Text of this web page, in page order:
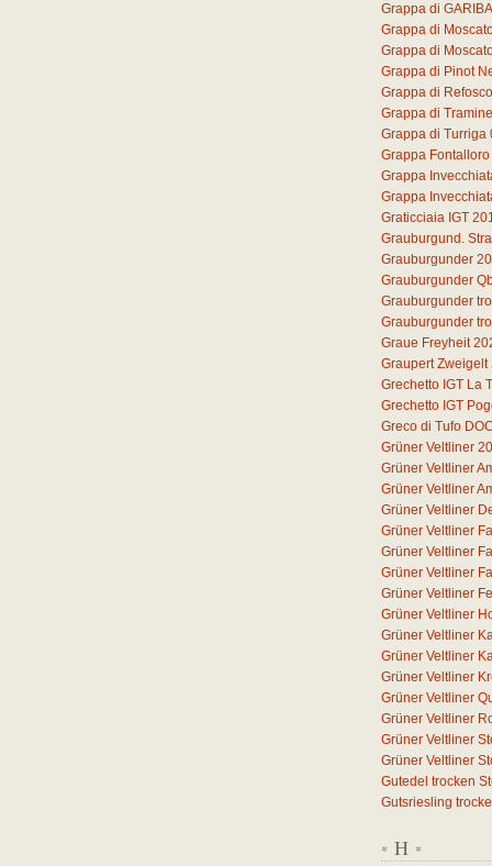
Grappa di
Grappa di
Grappa di
Grappa di Pinot
Grappa di Refosco
Grappa di
Grappa di Turriga
Grappa
Grappa
Grappa
Graticciaia IGT
Grauburgund.
Grauburgunder
Grauburgunder
Grauburgunder
Grauburgunder
Graue Freyheit
Graupert Zweigelt
Grechetto IGT La
Grechetto IGT
Greco di Tufo
Grüner Veltliner
Grüner Veltliner
Grüner Veltliner
Grüner Veltliner
Grüner Veltliner
Grüner Veltliner
Grüner Veltliner
Grüner Veltliner
Grüner Veltliner
Grüner Veltliner
Grüner Veltliner
Grüner Veltliner
Grüner Veltliner
Grüner Veltliner
Grüner Veltliner
Grüner Veltliner
Gutedel trocken
Gutsriesling
* H *